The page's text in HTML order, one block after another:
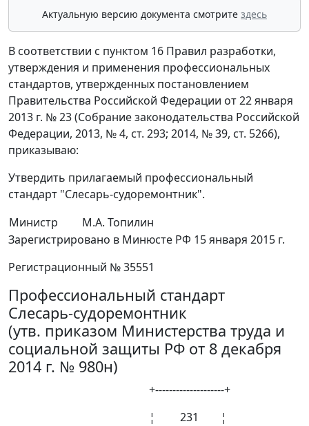
Актуальную версию документа смотрите здесь
В соответствии с пунктом 16 Правил разработки,
утверждения и применения профессиональных
стандартов, утвержденных постановлением
Правительства Российской Федерации от 22 января
2013 г. № 23 (Собрание законодательства Российской
Федерации, 2013, № 4, ст. 293; 2014, № 39, ст. 5266),
приказываю:
Утвердить прилагаемый профессиональный
стандарт "Слесарь-судоремонтник".
Министр
М.А. Топилин
Зарегистрировано в Минюсте РФ 15 января 2015 г.
Регистрационный № 35551
Профессиональный стандарт
Слесарь-судоремонтник
(утв. приказом Министерства труда и
социальной защиты РФ от 8 декабря
2014 г. № 980н)
+--------------------+
¦ 231 ¦